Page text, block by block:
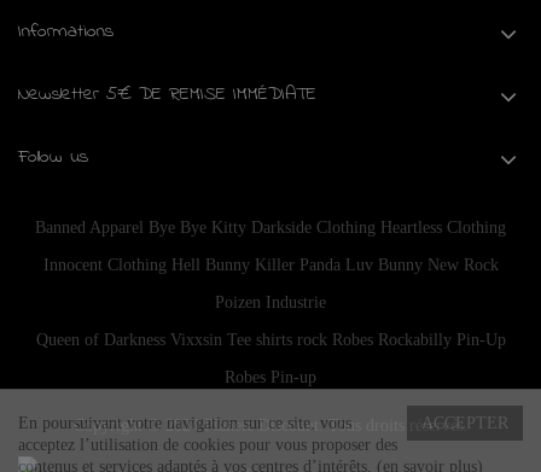
Informations
Newsletter 5€ DE REMISE IMMÉDIATE
Follow us
Banned Apparel Bye Bye Kitty Darkside Clothing Heartless Clothing
Innocent Clothing Hell Bunny Killer Panda Luv Bunny New Rock
Poizen Industrie
Queen of Darkness Vixxsin Tee shirts rock Robes Rockabilly Pin-Up
Robes Pin-up
Copyright © 2024Planete Discount . Tous droits réservés.ACCEPTER
En poursuivant votre navigation sur ce site, vous
acceptez l’utilisation de cookies pour vous proposer des
contenus et services adaptés à vos centres d’intérêts. (en savoir plus)